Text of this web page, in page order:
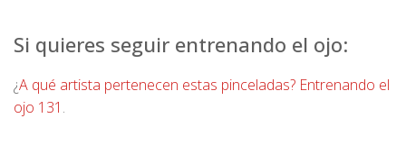
Si quieres seguir entrenando el ojo:
¿A qué artista pertenecen estas pinceladas? Entrenando el
ojo 131 .